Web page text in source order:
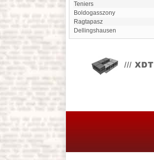
Teniers
Boldogasszony
Ragtapasz
Dellingshausen